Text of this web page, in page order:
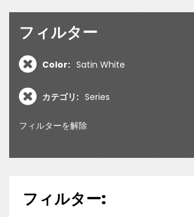
フィルター
Color: Satin White
カテゴリ: Series
フィルターを解除
フィルター: